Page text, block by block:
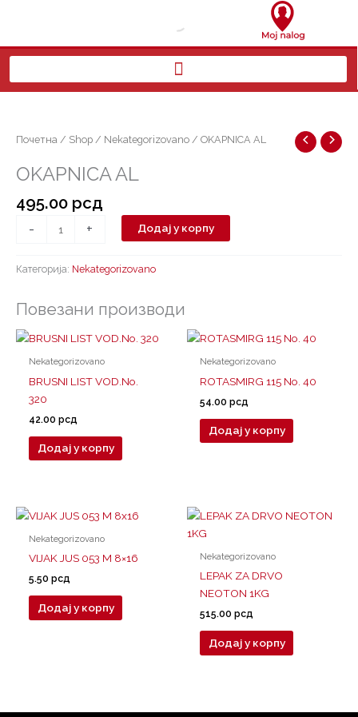
Почетна / Shop / Nekategorizovano / OKAPNICA AL
OKAPNICA AL
495.00 рсд
-
количина
+ Додај у корпу
Категорија: Nekategorizovano
Повезани производи
Nekategorizovano
BRUSNI LIST VOD.No.
320
42.00рсд
Додај у корпу
Nekategorizovano
ROTASMIRG 115 No. 40
54.00рсд
Додај у корпу
Nekategorizovano
VIJAK JUS 053 M 8×16
5.50рсд
Додај у корпу
Nekategorizovano
LEPAK ZA DRVO
NEOTON 1KG
515.00рсд
Додај у корпу